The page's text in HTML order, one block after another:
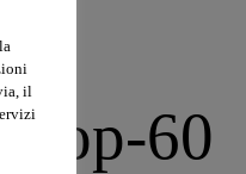
60
il